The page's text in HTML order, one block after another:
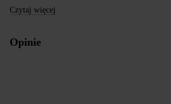
Czytaj więcej
Opinie